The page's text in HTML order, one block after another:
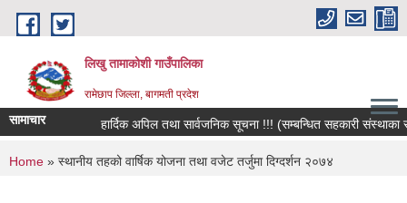
Skip to main content
लिखु तामाकोशी गाउँपालिका
रामेछाप जिल्ला, बागमती प्रदेश
सामाचार हार्दिक अपिल तथा सार्वजनिक सूचना !!! (सम्बन्धित सहकारी संस्थाका
You are here
Home » स्थानीय तहको वार्षिक योजना तथा वजेट तर्जुमा दिग्दर्शन २०७४